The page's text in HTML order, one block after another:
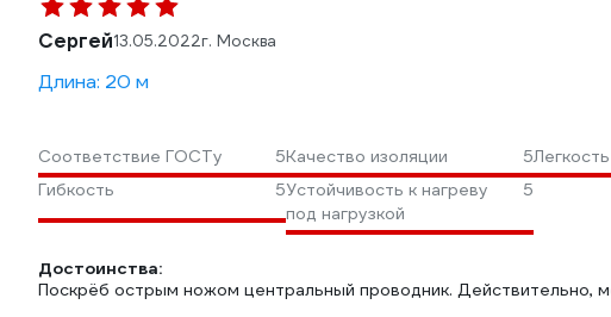
Сергей13.05.2022г. Москва
Длина: 20 м
Соответствие ГОСТу 5Качество изоляции 5
Гибкость
5Устойчивость к нагреву
под нагрузкой
5
Достоинства:
Поскрёб острым ножом центральный проводник. Действительно,